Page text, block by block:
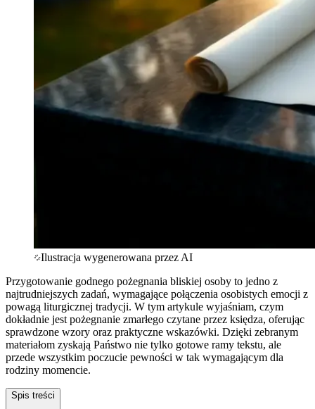
Ilustracja wygenerowana przez AI
Przygotowanie godnego pożegnania bliskiej osoby to jedno z
najtrudniejszych zadań, wymagające połączenia osobistych emocji z
powagą liturgicznej tradycji. W tym artykule wyjaśniam, czym
dokładnie jest pożegnanie zmarłego czytane przez księdza, oferując
sprawdzone wzory oraz praktyczne wskazówki. Dzięki zebranym
materiałom zyskają Państwo nie tylko gotowe ramy tekstu, ale
przede wszystkim poczucie pewności w tak wymagającym dla
rodziny momencie.
Spis treści